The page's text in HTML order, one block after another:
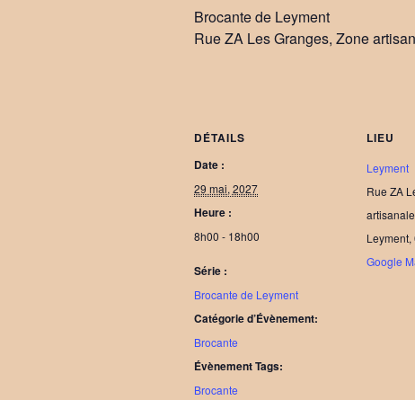
Brocante de Leyment
Rue ZA Les Granges, Zone
DÉTAILS
Date :
29 mai, 2027
Heure :
8h00 - 18h00
Série :
Brocante de Leyment
Catégorie d’Évènement:
Brocante
Évènement Tags:
Brocante
LIEU
Leyment
Rue ZA
Leyment,
Google